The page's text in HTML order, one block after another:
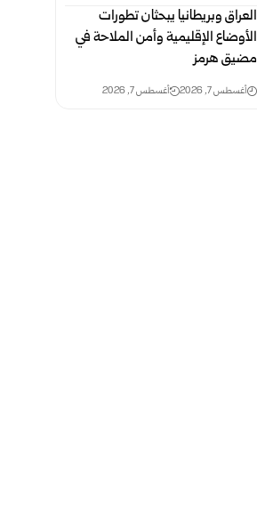
العراق وبريطانيا يبحثان تطورات
الأوضاع الإقليمية وأمن الملاحة في
مضيق هرمز
أغسطس 7, 2026 أغسطس 7, 2026